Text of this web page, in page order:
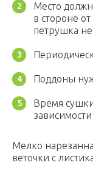
Место
в стороне
петрушка
Поддоны
Время сушки
Мелко
веточки с